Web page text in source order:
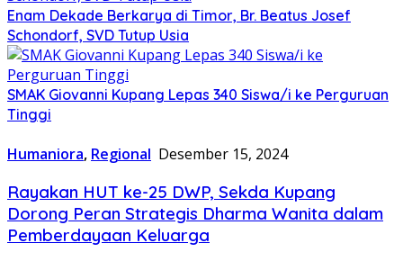
Enam Dekade Berkarya di Timor, Br. Beatus Josef
Schondorf, SVD Tutup Usia
SMAK Giovanni Kupang Lepas 340 Siswa/i ke Perguruan
Tinggi
Humaniora, Regional Desember 15, 2024
Rayakan HUT ke-25 DWP, Sekda Kupang
Dorong Peran Strategis Dharma Wanita dalam
Pemberdayaan Keluarga